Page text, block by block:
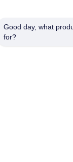
Good day, what
for?